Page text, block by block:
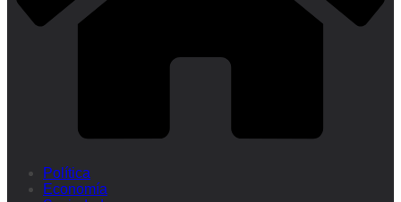
Política
Economía